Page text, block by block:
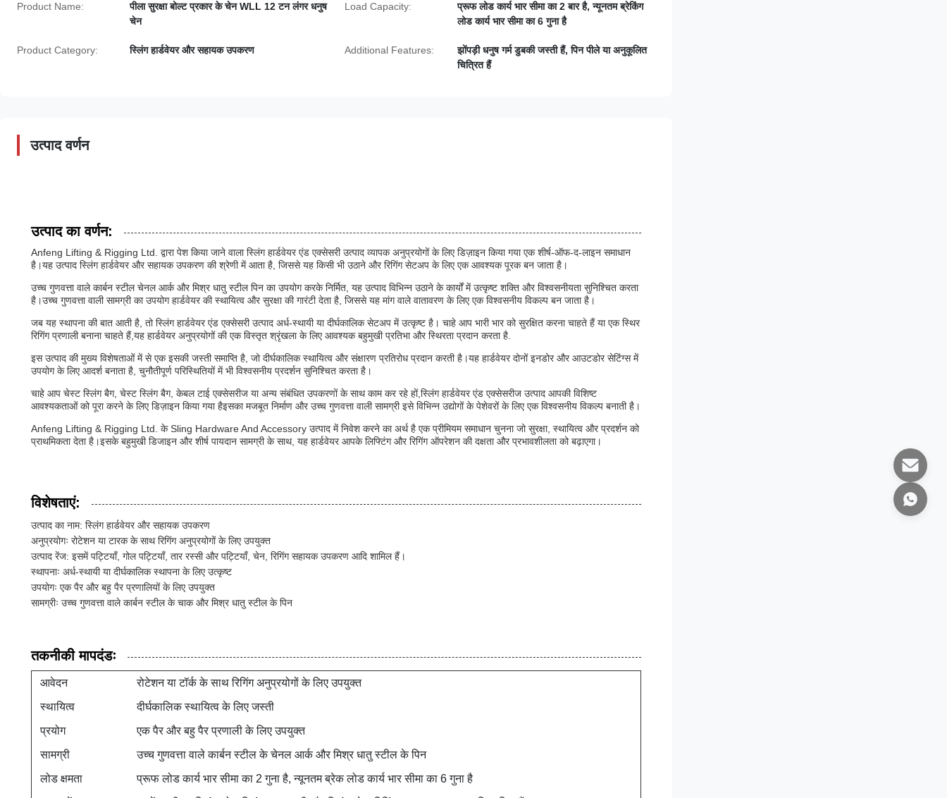
Product Name:
पीला सुरक्षा बोल्ट प्रकार के चेन WLL 12 टन लंगर धनुष
चेन
Load Capacity:
प्रूफ लोड कार्य भार सीमा का 2 बार है, न्यूनतम ब्रेकिंग
लोड कार्य भार सीमा का 6 गुना है
Product Category: स्लिंग हार्डवेयर और सहायक उपकरण Additional Features:
झोंपड़ी धनुष गर्म डुबकी जस्ती हैं, पिन पीले या अनुकूलित
चित्रित हैं
उत्पाद वर्णन
उत्पाद का वर्णन:
Anfeng Lifting & Rigging Ltd. द्वारा पेश किया जाने वाला स्लिंग हार्डवेयर एंड एक्सेसरी उत्पाद व्यापक अनुप्रयोगों के लिए डिज़ाइन किया गया एक शीर्ष-ऑफ-द-लाइन समाधान
है।यह उत्पाद स्लिंग हार्डवेयर और सहायक उपकरण की श्रेणी में आता है, जिससे यह किसी भी उठाने और रिगिंग सेटअप के लिए एक आवश्यक पूरक बन जाता है।
उच्च गुणवत्ता वाले कार्बन स्टील चेनल आर्क और मिश्र धातु स्टील पिन का उपयोग करके निर्मित, यह उत्पाद विभिन्न उठाने के कार्यों में उत्कृष्ट शक्ति और विश्वसनीयता सुनिश्चित करता
है।उच्च गुणवत्ता वाली सामग्री का उपयोग हार्डवेयर की स्थायित्व और सुरक्षा की गारंटी देता है, जिससे यह मांग वाले वातावरण के लिए एक विश्वसनीय विकल्प बन जाता है।
जब यह स्थापना की बात आती है, तो स्लिंग हार्डवेयर एंड एक्सेसरी उत्पाद अर्ध-स्थायी या दीर्घकालिक सेटअप में उत्कृष्ट है। चाहे आप भारी भार को सुरक्षित करना चाहते हैं या एक स्थिर
रिगिंग प्रणाली बनाना चाहते हैं,यह हार्डवेयर अनुप्रयोगों की एक विस्तृत श्रृंखला के लिए आवश्यक बहुमुखी प्रतिभा और स्थिरता प्रदान करता है.
इस उत्पाद की मुख्य विशेषताओं में से एक इसकी जस्ती समाप्ति है, जो दीर्घकालिक स्थायित्व और संक्षारण प्रतिरोध प्रदान करती है।यह हार्डवेयर दोनों इनडोर और आउटडोर सेटिंग्स में
उपयोग के लिए आदर्श बनाता है, चुनौतीपूर्ण परिस्थितियों में भी विश्वसनीय प्रदर्शन सुनिश्चित करता है।
चाहे आप चेस्ट स्लिंग बैग, चेस्ट स्लिंग बैग, केबल टाई एक्सेसरीज या अन्य संबंधित उपकरणों के साथ काम कर रहे हों,स्लिंग हार्डवेयर एंड एक्सेसरीज उत्पाद आपकी विशिष्ट
आवश्यकताओं को पूरा करने के लिए डिज़ाइन किया गया हैइसका मजबूत निर्माण और उच्च गुणवत्ता वाली सामग्री इसे विभिन्न उद्योगों के पेशेवरों के लिए एक विश्वसनीय विकल्प बनाती है।
Anfeng Lifting & Rigging Ltd. के Sling Hardware And Accessory उत्पाद में निवेश करने का अर्थ है एक प्रीमियम समाधान चुनना जो सुरक्षा, स्थायित्व और प्रदर्शन को
प्राथमिकता देता है।इसके बहुमुखी डिजाइन और शीर्ष पायदान सामग्री के साथ, यह हार्डवेयर आपके लिफ्टिंग और रिगिंग ऑपरेशन की दक्षता और प्रभावशीलता को बढ़ाएगा।
विशेषताएं:
उत्पाद का नाम: स्लिंग हार्डवेयर और सहायक उपकरण
अनुप्रयोगः रोटेशन या टारक के साथ रिगिंग अनुप्रयोगों के लिए उपयुक्त
उत्पाद रेंज: इसमें पट्टियाँ, गोल पट्टियाँ, तार रस्सी और पट्टियाँ, चेन, रिगिंग सहायक उपकरण आदि शामिल हैं।
स्थापनाः अर्ध-स्थायी या दीर्घकालिक स्थापना के लिए उत्कृष्ट
उपयोगः एक पैर और बहु पैर प्रणालियों के लिए उपयुक्त
सामग्रीः उच्च गुणवत्ता वाले कार्बन स्टील के चाक और मिश्र धातु स्टील के पिन
तकनीकी मापदंडः
आवेदन
रोटेशन या टॉर्क के साथ रिगिंग अनुप्रयोगों के लिए उपयुक्त
स्थायित्व
दीर्घकालिक स्थायित्व के लिए जस्ती
प्रयोग
एक पैर और बहु पैर प्रणाली के लिए उपयुक्त
सामग्री
उच्च गुणवत्ता वाले कार्बन स्टील के चेनल आर्क और मिश्र धातु स्टील के पिन
लोड क्षमता
प्रूफ लोड कार्य भार सीमा का 2 गुना है, न्यूनतम ब्रेक लोड कार्य भार सीमा का 6 गुना है